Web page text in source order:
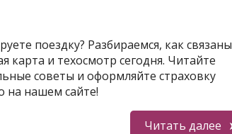
поездку? Разбираемся, как связаны
карта и техосмотр сегодня. Читайте
советы и оформляйте страховку
на нашем сайте!
Читать далее